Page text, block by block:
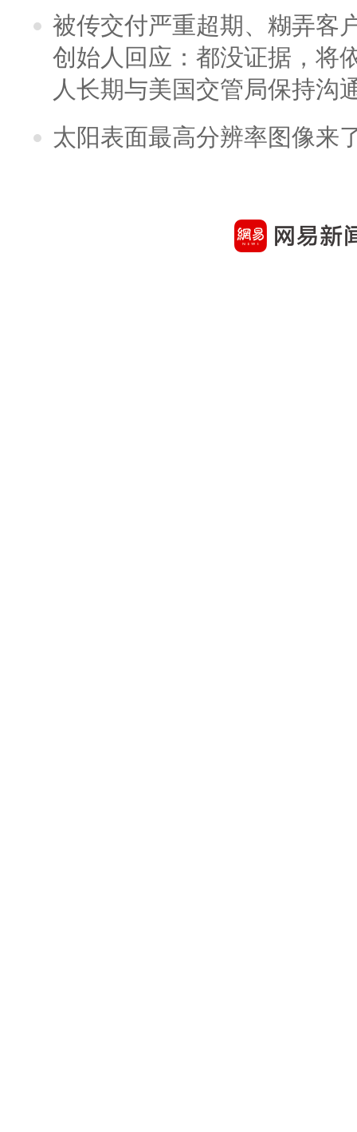
被传交付严重超期、糊弄客
创始人回应：都没证据，将
人长期与美国交管局保持沟
太阳表面最高分辨率图像来